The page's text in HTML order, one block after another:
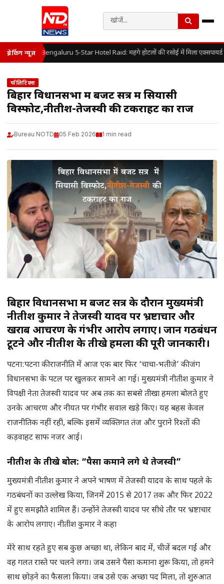
ब्रेकिंग न्यूज़ Bengaluru 5-Star Hotel Raid: महंगे होटलों की रसोई में मिला
पॉलिटिक्स
बिहार विधानसभा में बजट सत्र में सियासी
विस्फोट,नीतीश-तेजस्वी की टकराहट का राज
Bureau NOTD 05 Feb 2026 1 min read
बिहार विधानसभा में बजट सत्र के दौरान मुख्यमंत्री
नीतीश कुमार ने तेजस्वी यादव पर भ्रष्टाचार और
खराब आचरण के गंभीर आरोप लगाए। जानें गठबंधन
टूटने और नीतीश के तीखे हमलों की पूरी जानकारी।
पटना:पटना की राजनीति में आज एक बार फिर ‘चाचा-भतीजे’ की जंग
विधानसभा के पटल पर खुलकर सामने आ गई। मुख्यमंत्री नीतीश कुमार ने
विपक्षी नेता तेजस्वी यादव पर अब तक का सबसे तीखा हमला बोलते हुए
उनके आचरण और नीयत पर गंभीर सवाल खड़े किए। यह बहस केवल
राजनीतिक नहीं रही, बल्कि इसमें व्यक्तिगत तंज और पुराने रिश्तों की
कड़वाहट साफ नजर आई।
नीतीश के तीखे बोल: “पैसा कमाने लगे थे तेजस्वी”
मुख्यमंत्री नीतीश कुमार ने अपने भाषण में तेजस्वी यादव के साथ पहले के
गठबंधनों का उल्लेख किया, जिनमें 2015 से 2017 तक और फिर 2022
में हुए समझौते शामिल हैं। उन्होंने तेजस्वी यादव पर सीधे तौर पर भ्रष्टाचार
के आरोप लगाए। नीतीश कुमार ने कहा
मेरे साथ रहते हुए सब कुछ अच्छा था, लेकिन बाद में, चीजें बदल गईं और
वह गलत रास्ते पर चलने लगा। जब उसने पैसा कमाना शुरू किया, तो हमने
साथ छोड़ने का फैसला किया। जब उसे एक अच्छा पद मिला, तो शुरुआत